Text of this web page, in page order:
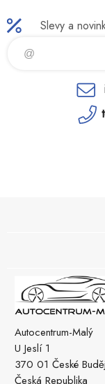
Slevy a
Autocentrum-Malý
U Jeslí 1
370 01 České
Česká Republika